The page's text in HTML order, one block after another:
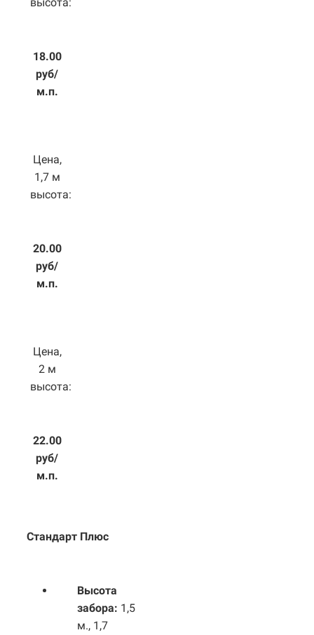
18.00
руб/
м.п.
Цена,
1,7 м
высота:
20.00
руб/
м.п.
Цена,
2 м
высота:
22.00
руб/
м.п.
Стандарт Плюс
Высота
забора: 1,5
м., 1,7